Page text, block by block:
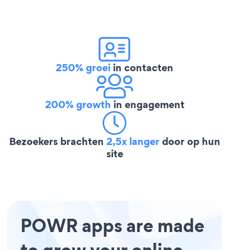
250% groei in contacten
200% growth in engagement
Bezoekers brachten 2,5x langerdoor op hun
site
POWR apps are made